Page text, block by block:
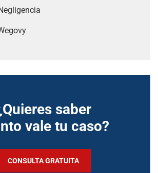
saber
vale tu caso?
CONSULTA GRATUITA